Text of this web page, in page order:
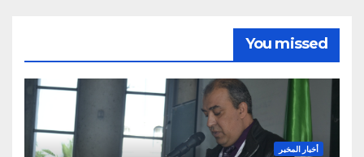
You missed
أخبار المخبر